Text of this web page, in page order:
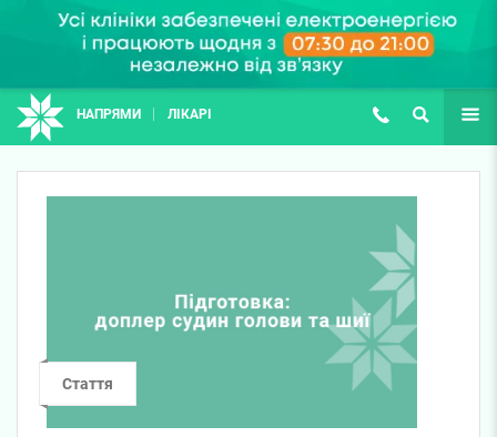
НАПРЯМИ ЛІКАРІ (067) 127-03-03
ПОШУК ЩЕ
Стаття